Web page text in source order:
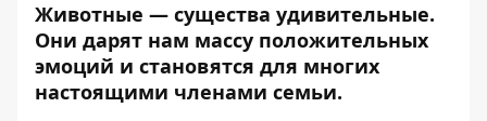
Животные — существа удивительные.
Они дарят нам массу положительных
эмоций и становятся для многих
настоящими членами семьи.